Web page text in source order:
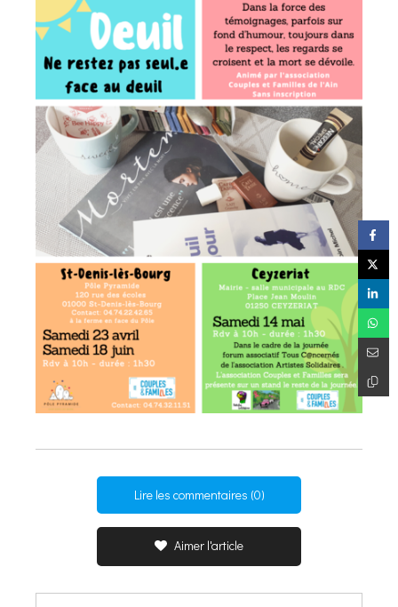
Lire les commentaires (0)
Aimer l'article